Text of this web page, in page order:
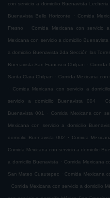
con servicio a domicilio Buenavista Lecheria
Buenavista Bello Horizonte . Comida
Fresno . Comida Mexicana con servicio
Mexicana con servicio a domicilio
a domicilio Buenavista 2da Sección las Torres
Buenavista San Francisco Chilpan . Comida
Santa Clara Chilpan . Comida Mexicana
.
Comida Mexicana con servicio a
servicio a domicilio Buenavista 004 .
Buenavista 001 . Comida Mexicana con
Mexicana con servicio a domicilio
domicilio Buenavista 002 . Comida
Comida Mexicana con servicio a domicilio
a domicilio Buenavista . Comida Mexicana
San Mateo Cuautepec . Comida Mexicana
. Comida Mexicana con servicio a domicilio